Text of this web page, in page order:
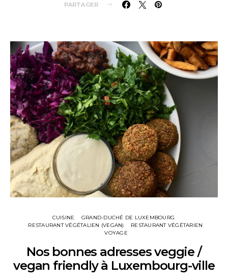
PARTAGER
CUISINE
GRAND-DUCHÉ DE LUXEMBOURG
RESTAURANT VÉGÉTALIEN (VEGAN)
RESTAURANT VÉGÉTARIEN
VOYAGE
Nos bonnes adresses veggie /
vegan friendly à Luxembourg-ville